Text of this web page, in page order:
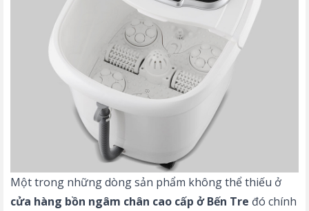
Một trong những dòng sản phẩm không thể thiếu ở
cửa hàng bồn ngâm chân cao cấp ở Bến Tre đó chính